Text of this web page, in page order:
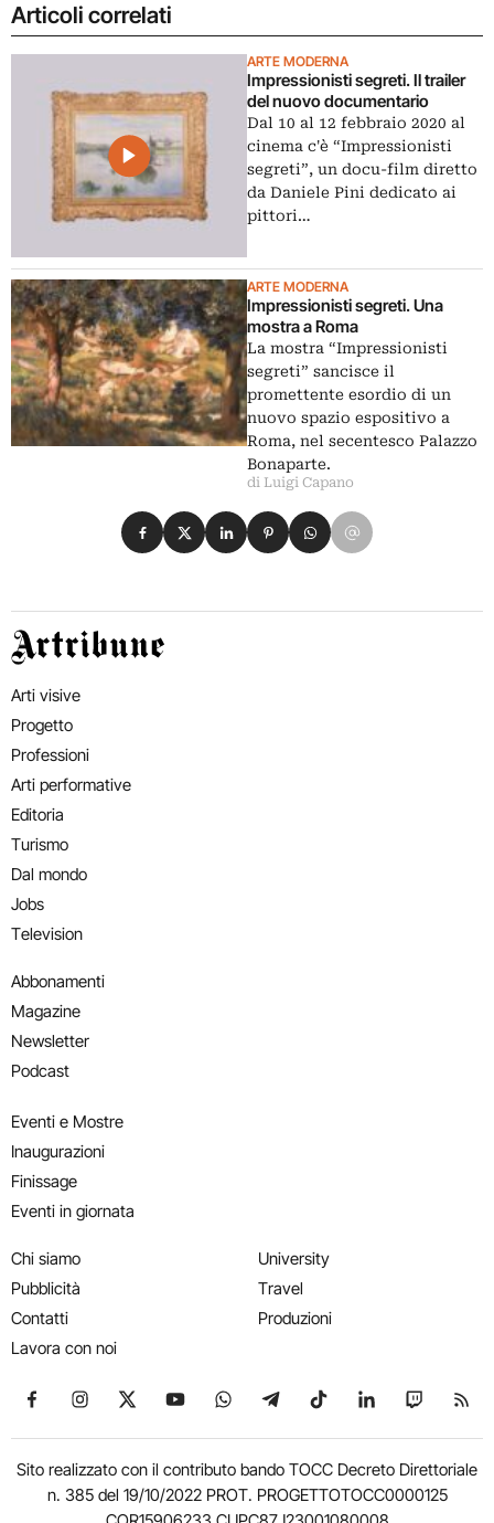
Articoli correlati
ARTE MODERNA
Impressionisti segreti. Il trailer
del nuovo documentario
Dal 10 al 12 febbraio 2020 al
cinema c'è “Impressionisti
segreti”, un docu-film diretto
da Daniele Pini dedicato ai
pittori…
ARTE MODERNA
Impressionisti segreti. Una
mostra a Roma
La mostra “Impressionisti
segreti” sancisce il
promettente esordio di un
nuovo spazio espositivo a
Roma, nel secentesco Palazzo
Bonaparte.
di Luigi Capano
Condividi su Facebook
Condividi su X
Condividi su LinkedIn
Condividi su Pinterest
Condividi su WhatsApp
Condividi su Email
Artribune
Arti visive
Progetto
Professioni
Arti performative
Editoria
Turismo
Dal mondo
Jobs
Television
Abbonamenti
Magazine
Newsletter
Podcast
Eventi e Mostre
Inaugurazioni
Finissage
Eventi in giornata
Chi siamo
Pubblicità
Contatti
Lavora con noi
University
Travel
Produzioni
Seguici su Facebook
Seguici su Instagram
Seguici su X
Seguici su YouTube
Seguici su WhatsApp
Seguici su Telegram
Seguici su TikTok
Seguici su
Seguici
Sito realizzato con il contributo bando TOCC Decreto Direttoriale
n. 385 del 19/10/2022 PROT. PROGETTOTOCC0000125